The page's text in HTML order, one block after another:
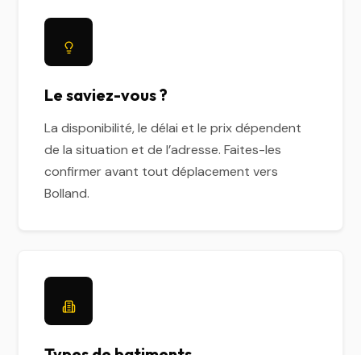
Le saviez-vous ?
La disponibilité, le délai et le prix dépendent
de la situation et de l’adresse. Faites-les
confirmer avant tout déplacement vers
Bolland.